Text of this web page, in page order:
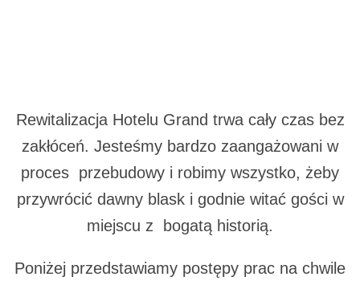
Rewitalizacja Hotelu Grand trwa cały czas bez
zakłóceń. Jesteśmy bardzo zaangażowani w
proces przebudowy i robimy wszystko, żeby
przywrócić dawny blask i godnie witać gości w
miejscu z bogatą historią.
Poniżej przedstawiamy postępy prac na chwile